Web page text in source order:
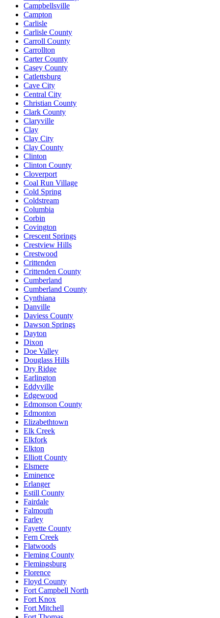
Campbellsville
Campton
Carlisle
Carlisle County
Carroll County
Carrollton
Carter County
Casey County
Catlettsburg
Cave City
Central City
Christian County
Clark County
Claryville
Clay
Clay City
Clay County
Clinton
Clinton County
Cloverport
Coal Run Village
Cold Spring
Coldstream
Columbia
Corbin
Covington
Crescent Springs
Crestview Hills
Crestwood
Crittenden
Crittenden County
Cumberland
Cumberland County
Cynthiana
Danville
Daviess County
Dawson Springs
Dayton
Dixon
Doe Valley
Douglass Hills
Dry Ridge
Earlington
Eddyville
Edgewood
Edmonson County
Edmonton
Elizabethtown
Elk Creek
Elkfork
Elkton
Elliott County
Elsmere
Eminence
Erlanger
Estill County
Fairdale
Falmouth
Farley
Fayette County
Fern Creek
Flatwoods
Fleming County
Flemingsburg
Florence
Floyd County
Fort Campbell North
Fort Knox
Fort Mitchell